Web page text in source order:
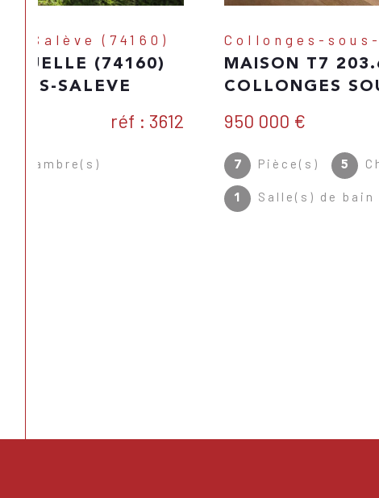
Collonges-sous-Salève (74160)
MAISON T7 203.68 M² - 74160
COLLONGES SOUS SALÈVE
950 000 € Réf : 3605
7 Pièce(s) Chambre(s)